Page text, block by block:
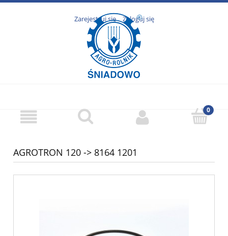
Zarejestruj się Zaloguj się
AGROTRON 120 -> 8164 1201